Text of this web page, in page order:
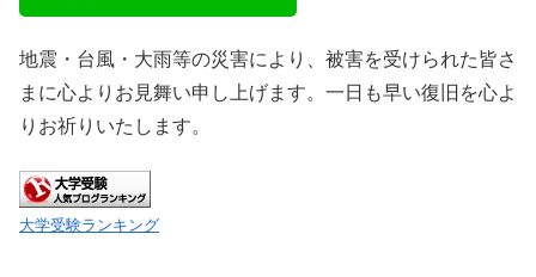
地震・台風・大雨等の災害により、被害を受けられた皆さ
まに心よりお見舞い申し上げます。一日も早い復旧を心よ
りお祈りいたします。
大学受験ランキング